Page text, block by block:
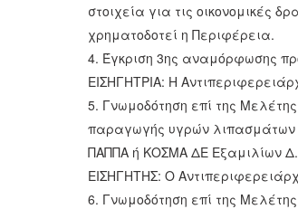
στοιχεία για τις οικονομικές
χρηματοδοτεί η Περιφέρεια.
4. Έγκριση 3ης αναμόρφωσης
ΕΙΣΗΓΗΤΡΙΑ: Η
5. Γνωμοδότηση επί της
παραγωγής υγρών λιπασμάτων
ΠΑΠΠΑ ή ΚΟΣΜΑ ΔΕ Εξαμιλίων Δ.
ΕΙΣΗΓΗΤΗΣ: Ο
6. Γνωμοδότηση επί της